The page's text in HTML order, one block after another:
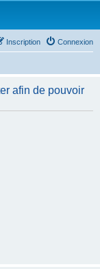
Connexion
Inscription
afin de pouvoir